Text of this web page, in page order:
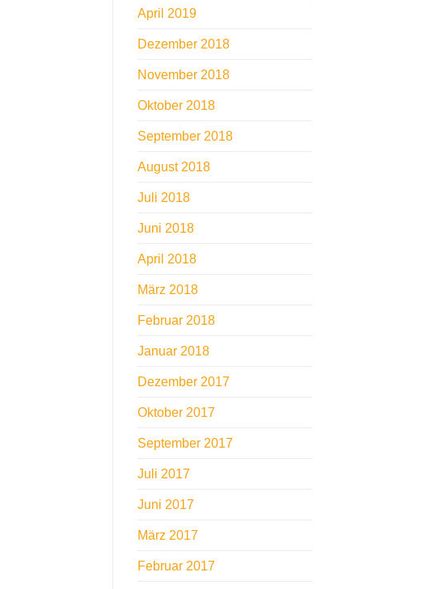
April 2019
Dezember 2018
November 2018
Oktober 2018
September 2018
August 2018
Juli 2018
Juni 2018
April 2018
März 2018
Februar 2018
Januar 2018
Dezember 2017
Oktober 2017
September 2017
Juli 2017
Juni 2017
März 2017
Februar 2017